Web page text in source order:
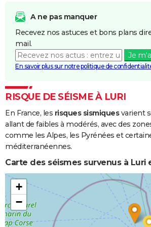
et/ou
Boue
Chocs
Mécaniques
des Vagues
28/11/2008 28/11/
Inondations
et/ou
Coulées de
Boue
27/11/2008 28/11/
et/ou
Coulées de
Boue
A ne pas manquer
Recevez nos astuces et bons plans
mail.
Je
En savoir plus sur notre politique de
RISQUE DE SÉISME À LURI
En France, les risques sismiquesvarient
allant de faibles à modérés, avec des
comme les Alpes, les Pyrénées et
méditerranéennes.
Carte des séismes survenus à Luri
+
−